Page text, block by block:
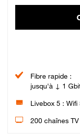
Fibre rapide :
jusqu'à ↓ 1
Livebox 5 : Wifi
200 chaînes